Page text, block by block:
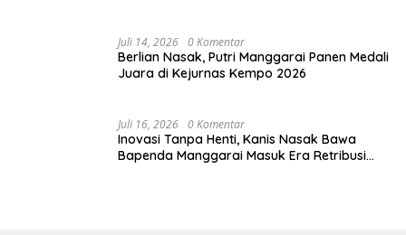
Juli 14, 2026 0 Komentar
Berlian Nasak, Putri Manggarai Panen Medali
Juara di Kejurnas Kempo 2026
Juli 16, 2026 0 Komentar
Inovasi Tanpa Henti, Kanis Nasak Bawa
Bapenda Manggarai Masuk Era Retribusi